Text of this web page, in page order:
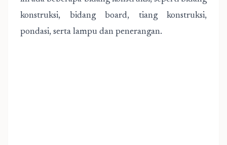
konstruksi, bidang board, tiang konstruksi,
pondasi, serta lampu dan penerangan.